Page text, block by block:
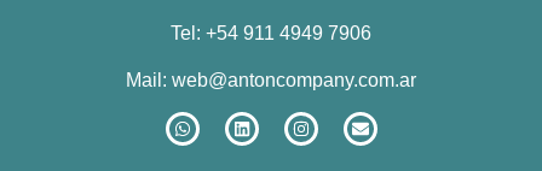
Tel: +54 911 4949 7906
Mail: web@antoncompany.com.ar